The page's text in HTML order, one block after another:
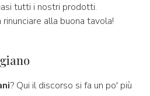
tutti i nostri prodotti.
alla buona tavola!
? Qui il discorso si fa un po' più